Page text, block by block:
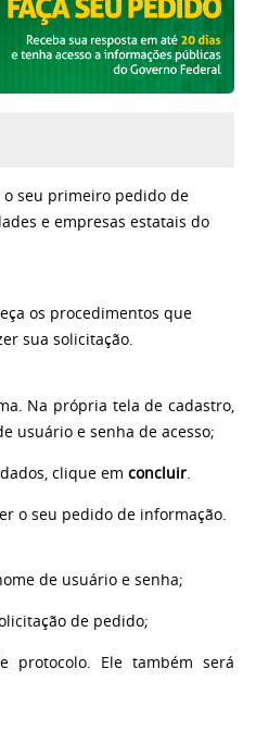
o seu primeiro pedido de
e empresas estatais do
os procedimentos que
sua solicitação.
Na própria tela de cadastro,
usuário e senha de acesso;
clique em concluir.
o seu pedido de informação.
de usuário e senha;
de pedido;
protocolo. Ele também será